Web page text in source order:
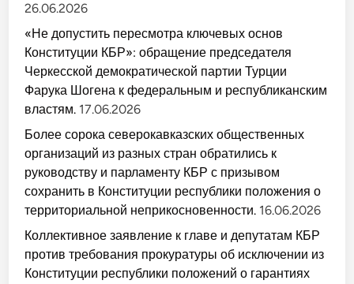
26.06.2026
«Не допустить пересмотра ключевых основ
Конституции КБР»: обращение председателя
Черкесской демократической партии Турции
Фарука Шогена к федеральным и республиканским
властям. 17.06.2026
Более сорока северокавказских общественных
организаций из разных стран обратились к
руководству и парламенту КБР с призывом
сохранить в Конституции республики положения о
территориальной неприкосновенности. 16.06.2026
Коллективное заявление к главе и депутатам КБР
против требования прокуратуры об исключении из
Конституции республики положений о гарантиях